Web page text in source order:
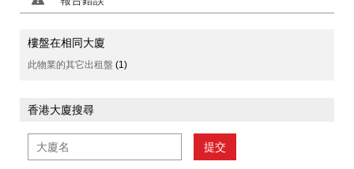
樓盤在相同大廈
此物業的其它出租盤 (1)
香港大廈搜尋
提交